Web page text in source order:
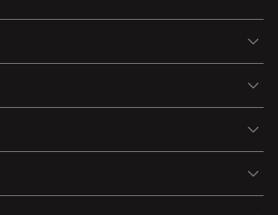
andmed